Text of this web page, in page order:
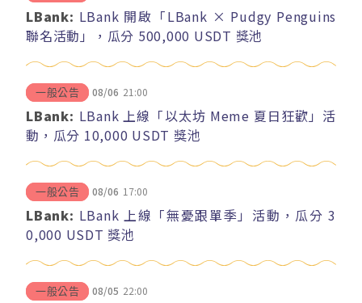
LBank: LBank 開啟「LBank × Pudgy Penguins
聯名活動」，瓜分 500,000 USDT 獎池
一般公告 08/06 21:00
LBank: LBank 上線「以太坊 Meme 夏日狂歡」活
動，瓜分 10,000 USDT 獎池
一般公告 08/06 17:00
LBank: LBank 上線「無憂跟單季」活動，瓜分 3
0,000 USDT 獎池
一般公告 08/05 22:00